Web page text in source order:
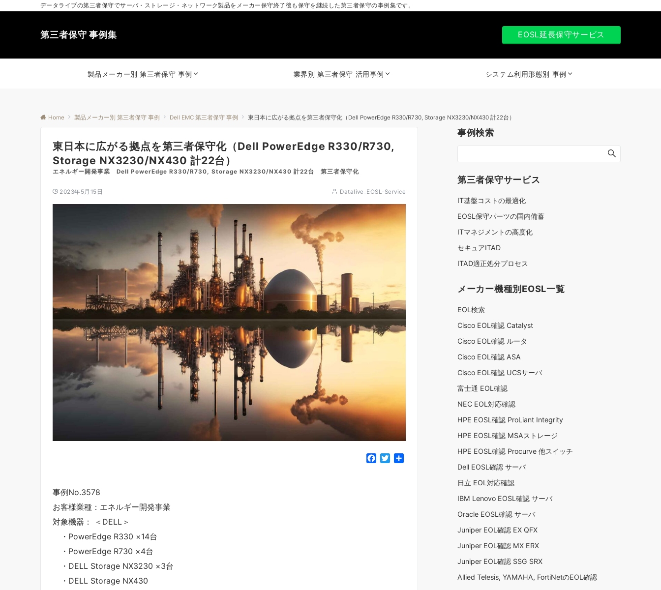
データライブの第三者保守でサーバ・ストレージ・ネットワーク製品をメーカー保守終了後も保守を継続した第三者保守の事例集です。
第三者保守 事例集 EOSL延長保守サービス
製品メーカー別 第三者保守 事例 業界別 第三者保守 活用事例 システム利用形態別 事例
Home 製品メーカー別 第三者保守 事例 Dell EMC 第三者保守 事例 東日本に広がる拠点を第三者保守化（Dell PowerEdge R330/R730, Storage NX3230/NX430 計22台）
東日本に広がる拠点を第三者保守化（Dell PowerEdge R330/R730,
Storage NX3230/NX430 計22台）
エネルギー開発事業 Dell PowerEdge R330/R730, Storage NX3230/NX430 計22台 第三者保守化
2023年5月15日 Datalive_EOSL-Service
事例No.3578
お客様業種：エネルギー開発事業
対象機器： ＜DELL＞
・PowerEdge R330 ×14台
・PowerEdge R730 ×4台
・DELL Storage NX3230 ×3台
・DELL Storage NX430
事例検索
第三者保守サービス
IT基盤コストの最適化
EOSL保守パーツの国内備蓄
ITマネジメントの高度化
セキュアITAD
ITAD適正処分プロセス
メーカー機種別EOSL一覧
EOL検索
Cisco EOL確認 Catalyst
Cisco EOL確認 ルータ
Cisco EOL確認 ASA
Cisco EOL確認 UCSサーバ
富士通 EOL確認
NEC EOL対応確認
HPE EOSL確認 ProLiant Integrity
HPE EOSL確認 MSAストレージ
HPE EOSL確認 Procurve 他スイッチ
Dell EOSL確認 サーバ
日立 EOL対応確認
IBM Lenovo EOSL確認 サーバ
Oracle EOSL確認 サーバ
Juniper EOL確認 EX QFX
Juniper EOL確認 MX ERX
Juniper EOL確認 SSG SRX
Allied Telesis, YAMAHA, FortiNetのEOL確認